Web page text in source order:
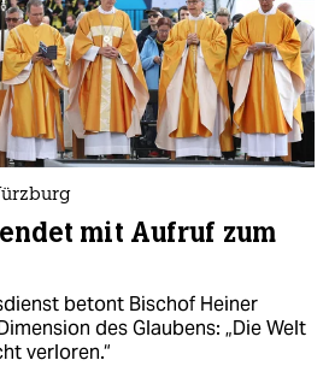
mit Aufruf zum
betont Bischof Heiner
des Glaubens: „Die Welt
verloren.“